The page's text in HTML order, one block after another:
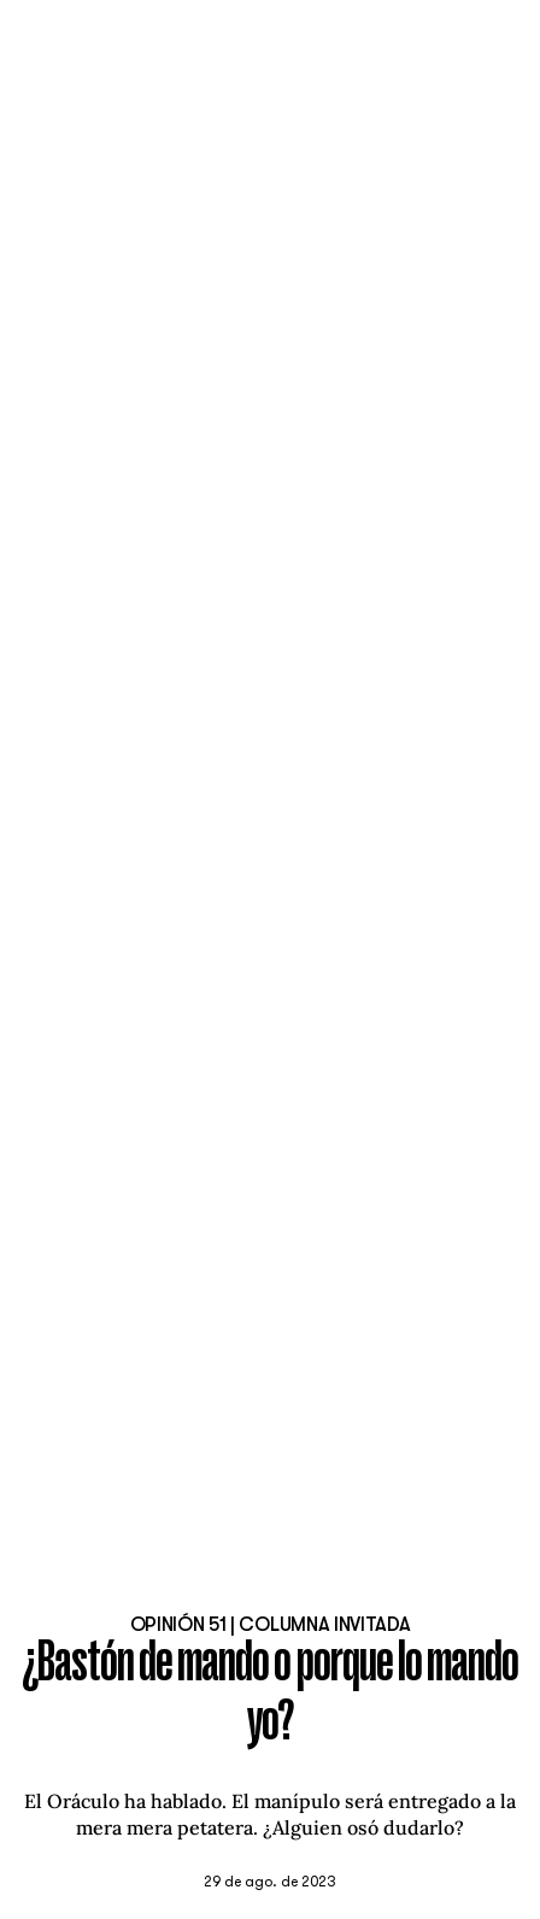
OPINIÓN 51 | COLUMNA INVITADA
¿Bastón de mando o porque lo mando
yo?
El Oráculo ha hablado. El manípulo será entregado a la
mera mera petatera. ¿Alguien osó dudarlo?
29 de ago. de 2023